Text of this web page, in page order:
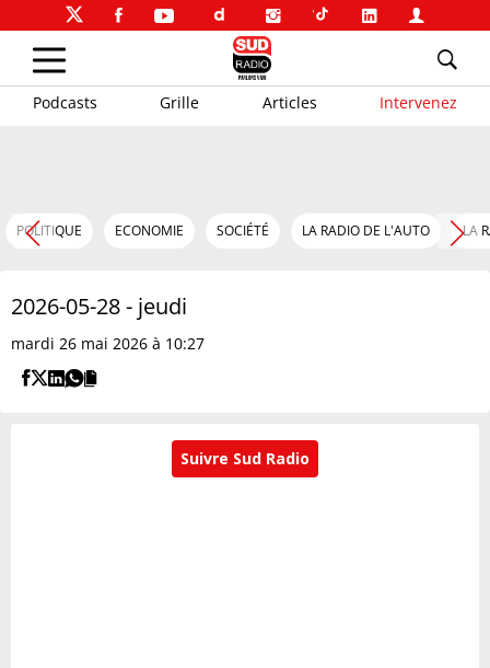
Podcasts Grille Articles Intervenez
POLITIQUE ECONOMIE SOCIÉTÉ LA RADIO DE L'AUTO LA
2026-05-28 - jeudi
mardi 26 mai 2026 à 10:27
Suivre Sud Radio